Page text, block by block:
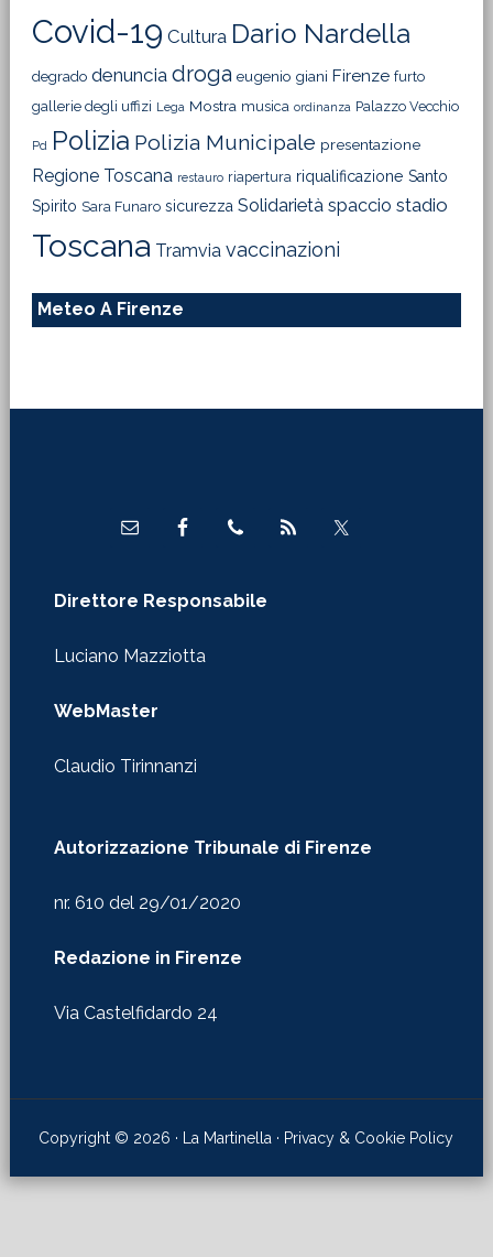
Covid-19 Cultura Dario Nardella
degrado denuncia droga eugenio giani Firenze furto
gallerie degli uffizi Lega Mostra musica ordinanza Palazzo Vecchio
Pd Polizia Polizia Municipale presentazione
Regione Toscana restauro riapertura riqualificazione Santo
Spirito Sara Funaro sicurezza Solidarietà spaccio stadio
Toscana Tramvia vaccinazioni
Meteo A Firenze
Direttore Responsabile
Luciano Mazziotta
WebMaster
Claudio Tirinnanzi
Autorizzazione Tribunale di Firenze
nr. 610 del 29/01/2020
Redazione in Firenze
Via Castelfidardo 24
Copyright © 2026 · La Martinella · Privacy & Cookie Policy